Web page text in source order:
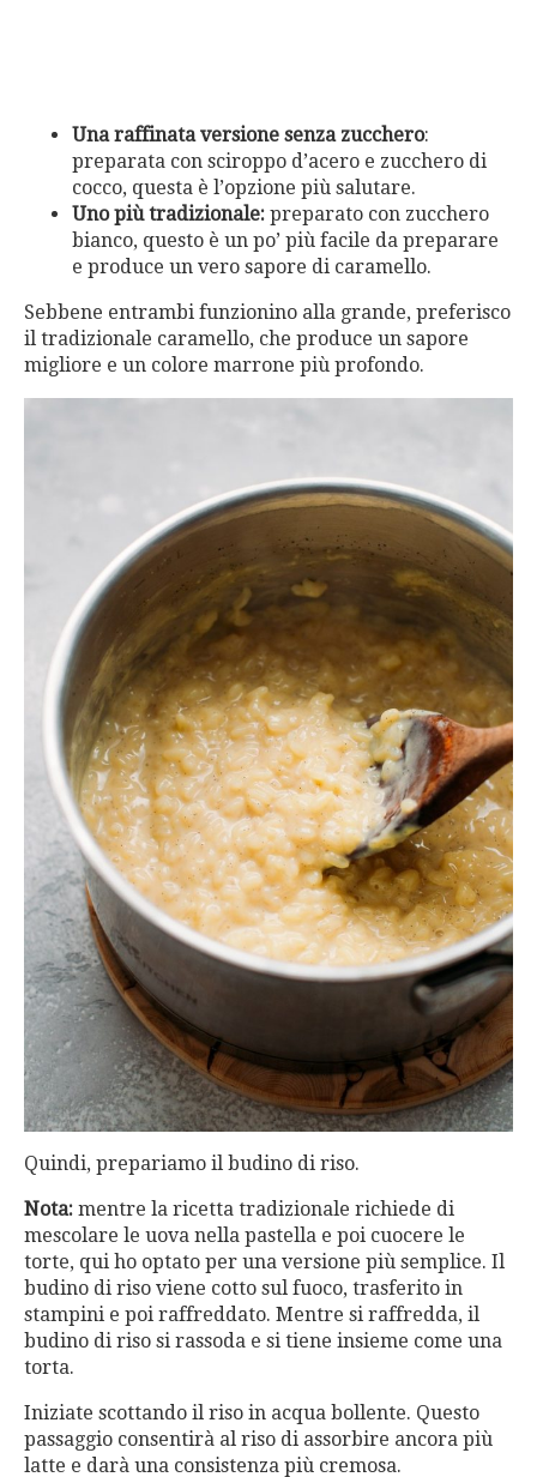
Una raffinata versione senza zucchero:
preparata con sciroppo d’acero e zucchero di
cocco, questa è l’opzione più salutare.
Uno più tradizionale: preparato con zucchero
bianco, questo è un po’ più facile da preparare
e produce un vero sapore di caramello.
Sebbene entrambi funzionino alla grande, preferisco
il tradizionale caramello, che produce un sapore
migliore e un colore marrone più profondo.
Quindi, prepariamo il budino di riso.
Nota: mentre la ricetta tradizionale richiede di
mescolare le uova nella pastella e poi cuocere le
torte, qui ho optato per una versione più semplice. Il
budino di riso viene cotto sul fuoco, trasferito in
stampini e poi raffreddato. Mentre si raffredda, il
budino di riso si rassoda e si tiene insieme come una
torta.
Iniziate scottando il riso in acqua bollente. Questo
passaggio consentirà al riso di assorbire ancora più
latte e darà una consistenza più cremosa.